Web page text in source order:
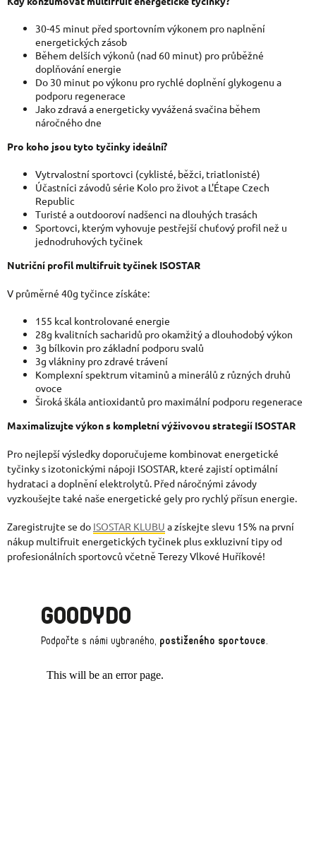
30-45 minut před sportovním výkonem pro naplnění
energetických zásob
Během delších výkonů (nad 60 minut) pro průběžné
doplňování energie
Do 30 minut po výkonu pro rychlé doplnění glykogenu a
podporu regenerace
Jako zdravá a energeticky vyvážená svačina během
náročného dne
Pro koho jsou tyto tyčinky ideální?
Vytrvalostní sportovci (cyklisté, běžci, triatlonisté)
Účastníci závodů série Kolo pro život a L'Étape Czech
Republic
Turisté a outdooroví nadšenci na dlouhých trasách
Sportovci, kterým vyhovuje pestřejší chuťový profil než u
jednodruhových tyčinek
Nutriční profil multifruit tyčinek ISOSTAR
V průměrné 40g tyčince získáte:
155 kcal kontrolované energie
28g kvalitních sacharidů pro okamžitý a dlouhodobý výkon
3g bílkovin pro základní podporu svalů
3g vlákniny pro zdravé trávení
Komplexní spektrum vitaminů a minerálů z různých druhů
ovoce
Široká škála antioxidantů pro maximální podporu regenerace
Maximalizujte výkon s kompletní výživovou strategií ISOSTAR
Pro nejlepší výsledky doporučujeme kombinovat energetické
tyčinky s izotonickými nápoji ISOSTAR, které zajistí optimální
hydrataci a doplnění elektrolytů. Před náročnými závody
vyzkoušejte také naše energetické gely pro rychlý přísun energie.
Zaregistrujte se do ISOSTAR KLUBU a získejte slevu 15% na první
nákup multifruit energetických tyčinek plus exkluzivní tipy od
profesionálních sportovců včetně Terezy Vlkové Huříkové!
GOODYDO
Podpořte s námi vybraného, postiženého sportovce.